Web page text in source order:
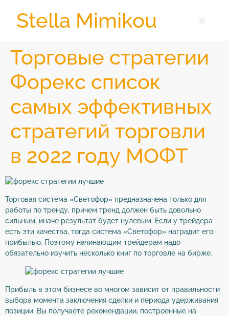
Stella Mimikou
Торговые стратегии
Форекс список
самых эффективных
стратегий торговли
в 2022 году МОФТ
Торговая система «Светофор» предназначена только для
работы по тренду, причем тренд должен быть довольно
сильным, иначе результат будет нулевым. Если у трейдера
есть эти качества, тогда система «Светофор» наградит его
прибылью. Поэтому начинающим трейдерам надо
обязательно изучить несколько книг по торговле на бирже.
Прибыль в этом бизнесе во многом зависит от правильности
выбора момента заключения сделки и периода удерживания
позиции. Вы получаете рекомендации, построенные на